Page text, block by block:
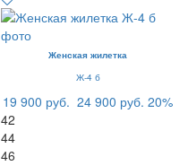
Женская жилетка
Ж-4 б
19 900 руб. 24 900 руб. 20%
42
44
46